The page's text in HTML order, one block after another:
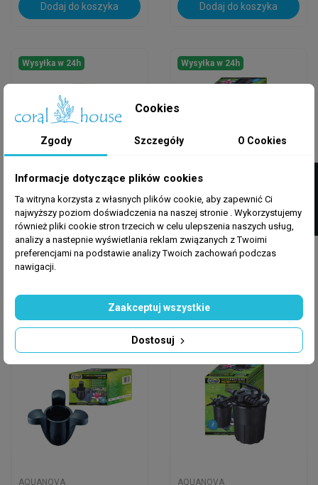
Dodaj do koszyka Dodaj do koszyka
Wysyłka w 24h
AQUANOVA
Filtr Do Oczka
Wodnego Aqua Nova
NUB-12000 + Lampa
UV-C 18W
645,00 zł
Wysyłka w 24h
AQUANOVA
Filtr Ciśnieniowy Do
Oczka Wodnego Aqua
Nova NFF-12000 +...
AQUANOVA AQUANOVA
Cookies
Zgody Szczegóły O Cookies
Informacje dotyczące plików cookies
Ta witryna korzysta z własnych plików cookie, aby zapewnić Ci
najwyższy poziom doświadczenia na naszej stronie . Wykorzystujemy
również pliki cookie stron trzecich w celu ulepszenia naszych usług,
analizy a nastepnie wyświetlania reklam związanych z Twoimi
preferencjami na podstawie analizy Twoich zachowań podczas
nawigacji.
Dostosuj
Zaakceptuj wszystkie